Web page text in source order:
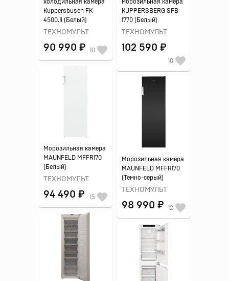
холодильная камера
Kuppersbusch FK
4500.1i (Белый)
ТЕХНОМУЛЬТ
90 990 ₽ 10
морозильная камера
KUPPERSBERG SFB
1770 (Белый)
ТЕХНОМУЛЬТ
102 590 ₽
10
Морозильная камера
MAUNFELD MFFR170
(Белый)
ТЕХНОМУЛЬТ
94 490 ₽ 15
Морозильная камера
MAUNFELD MFFR170
(Темно-серый)
ТЕХНОМУЛЬТ
98 990 ₽ 12